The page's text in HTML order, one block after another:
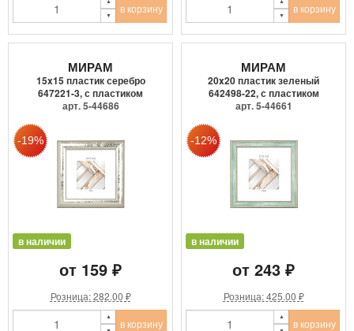
в корзину в корзину
МИРАМ
15x15 пластик серебро
647221-3, с пластиком
арт. 5-44686
в наличии
от 159 ₽
Розница: 282.00 ₽
в корзину
МИРАМ
20x20 пластик зеленый
642498-22, с пластиком
арт. 5-44661
в наличии
от 243 ₽
Розница: 425.00 ₽
в корзину